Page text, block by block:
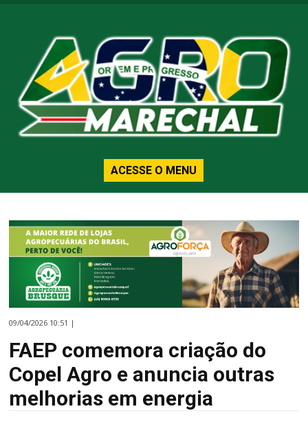
ACESSE O MENU
09/04/2026 10:51 |
FAEP comemora criação do
Copel Agro e anuncia outras
melhorias em energia